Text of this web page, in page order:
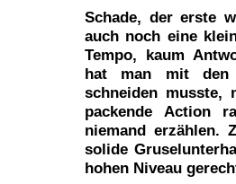
Schade, der erste
auch noch eine
Tempo, kaum
hat man mit den
schneiden musste,
packende Action
niemand erzählen.
solide
hohen Niveau